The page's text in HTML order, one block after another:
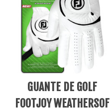
Añadir Al Carrito
GUANTE DE GOLF
FOOTJOY WEATHERSOF